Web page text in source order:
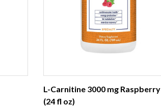
L-Carnitine 3000 mg Raspberry
(24 fl oz)